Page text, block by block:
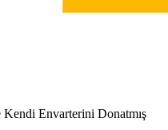
Envarterini Donatmış